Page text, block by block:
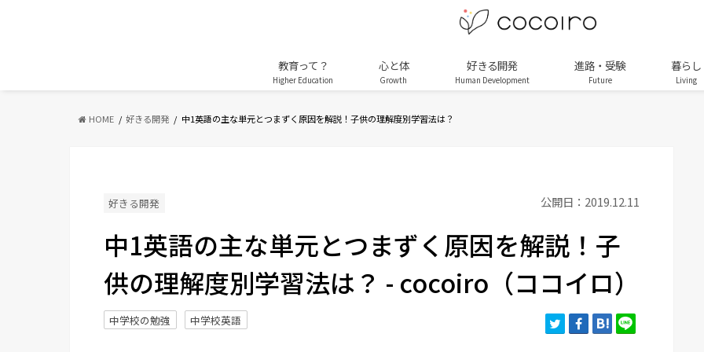
教育って？
Higher Education
心と体
Growth
好きる開発
Human Development
進路・受験
Future
暮らし
Living
HOME 好きる開発 中1英語の主な単元とつまずく原因を解説！子供の理解度別学習法は？
好きる開発 公開日：2019.12.11
中1英語の主な単元とつまずく原因を解説！子
供の理解度別学習法は？ - cocoiro（ココイロ）
中学校の勉強 中学校英語